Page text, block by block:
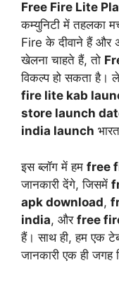
Free Fire Lite
कम्युनिटी में तहलका
Fire के दीवाने हैं और
खेलना चाहते हैं, तो
विकल्प हो सकता है।
fire lite kab
store launch
india launch
इस ब्लॉग में हम free
जानकारी देंगे, जिसमें
apk download,
india, और free
हैं। साथ ही, हम एक
जानकारी एक ही